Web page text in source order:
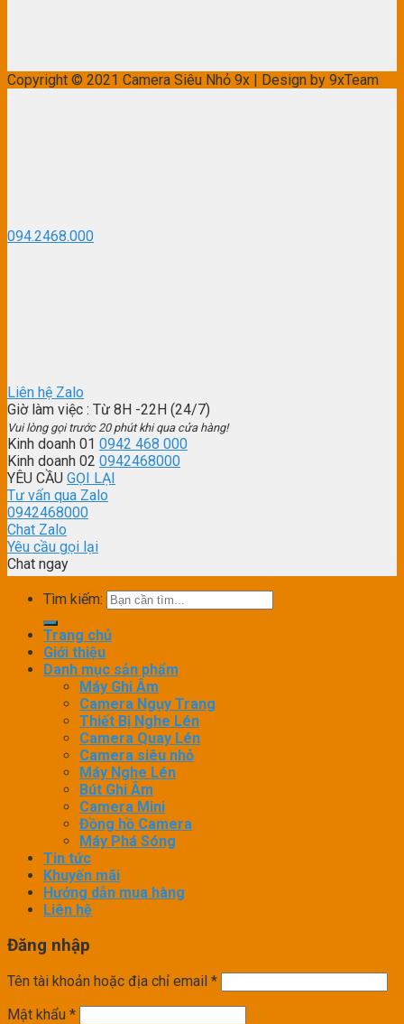
Copyright © 2021 Camera Siêu Nhỏ 9x | Design by 9xTeam
094.2468.000
Liên hệ Zalo
Giờ làm việc : Từ 8H -22H (24/7)
Vui lòng gọi trước 20 phút khi qua cửa hàng!
Kinh doanh 01 0942 468 000
Kinh doanh 02 0942468000
YÊU CẦU GỌI LẠI
Tư vấn qua Zalo
0942468000
Chat Zalo
Yêu cầu gọi lại
Chat ngay
Tìm kiếm:
Trang chủ
Giới thiệu
Danh mục sản phẩm
Máy Ghi Âm
Camera Ngụy Trang
Thiết Bị Nghe Lén
Camera Quay Lén
Camera siêu nhỏ
Máy Nghe Lén
Bút Ghi Âm
Camera Mini
Đồng hồ Camera
Máy Phá Sóng
Tin tức
Khuyến mãi
Hướng dẫn mua hàng
Liên hệ
Đăng nhập
Tên tài khoản hoặc địa chỉ email *
Mật khẩu *